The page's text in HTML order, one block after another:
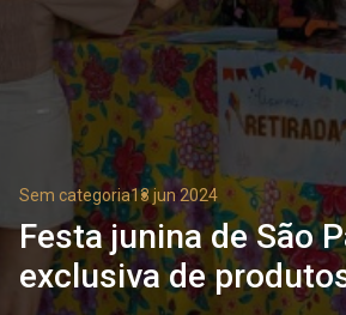
Sem categoria13 jun 2024
Festa junina de São
exclusiva de